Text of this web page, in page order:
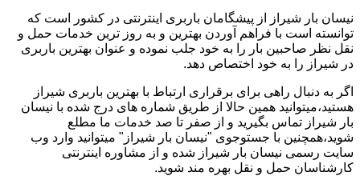
نیسان بار شیراز از پیشگامان باربری اینترنتی در کشور است که
توانسته است با فراهم آوردن بهترین و به روز ترین خدمات حمل و
نقل نظر صاحبین بار را به خود جلب نموده و عنوان بهترین باربری
در شیراز را به خود اختصاص دهد.
اگر به دنبال راهی برای برقراری ارتباط با بهترین باربری شیراز
هستید،میتوانید همین حالا از طریق شماره های درج شده با نیسان
بار شیراز تماس بگیرید و از صفر تا صد خدمات ما مطلع
شوید،همچنین با جستوجوی "نیسان بار شیراز" میتوانید وارد وب
سایت رسمی نیسان بار شیراز شده و از مشاوره اینترنتی
کارشناسان حمل و نقل بهره مند شوید.